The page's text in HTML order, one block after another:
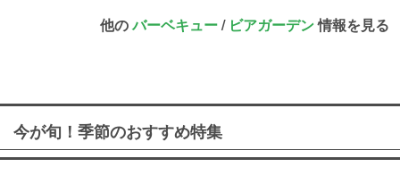
他のバーベキュー/ ビアガーデン情報を見る
今が旬！季節のおすすめ特集